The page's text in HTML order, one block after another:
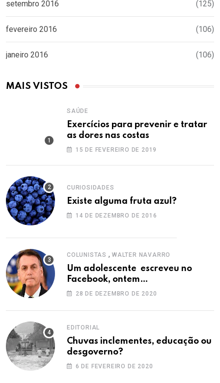
setembro 2016 (125)
fevereiro 2016 (106)
janeiro 2016 (106)
MAIS VISTOS
SAÚDE
Exercícios para prevenir e tratar
as dores nas costas
15 DE FEVEREIRO DE 2019
CURIOSIDADES
Existe alguma fruta azul?
14 DE DEZEMBRO DE 2016
COLUNISTAS , WALTER NAVARRO
Um adolescente escreveu no
Facebook, ontem…
28 DE DEZEMBRO DE 2020
EDITORIAL
Chuvas inclementes, educação ou
desgoverno?
6 DE FEVEREIRO DE 2020